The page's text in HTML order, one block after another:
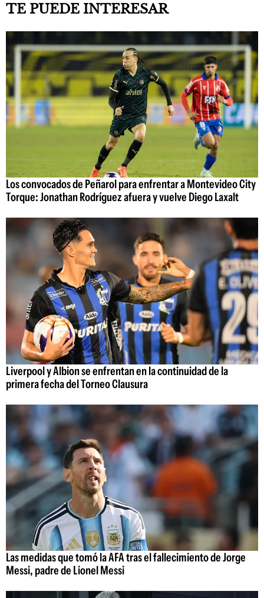
TE PUEDE INTERESAR
Los convocados de Peñarol para enfrentar a Montevideo City
Torque: Jonathan Rodríguez afuera y vuelve Diego Laxalt
Liverpool y Albion se enfrentan en la continuidad de la
primera fecha del Torneo Clausura
Las medidas que tomó la AFA tras el fallecimiento de Jorge
Messi, padre de Lionel Messi